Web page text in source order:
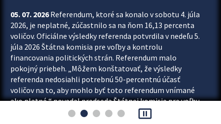
05. 07. 2026Referendum, ktoré sa konalo v sobotu 4. júla
2026, je neplatné, zúčastnilo sa na ňom 16,13 percenta
voličov. Oficiálne výsledky referenda potvrdila v nedeľu 5.
júla 2026 Štátna komisia pre voľby a kontrolu
financovania politických strán. Referendum malo
pokojný priebeh. „Môžem konštatovať, že výsledky
referenda nedosiahli potrebnú 50-percentnú účasť
voličov na to, aby mohlo byť toto referendum vnímané
ako platné,“ povedal predseda Štátnej komisie pre voľby
a kontrolu financovania politických...
pause_presentation